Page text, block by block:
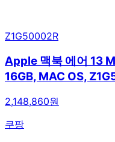
Z1G50002R
Apple 맥북 에어 13
16GB, MAC OS,
2,148,860원
쿠팡